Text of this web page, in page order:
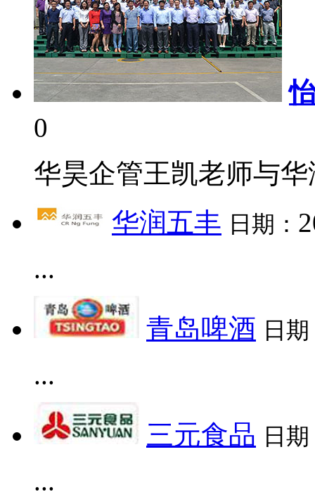
0
华昊企管王凯老师与
华润五丰 日期：
...
青岛啤酒 日
...
三元食品 日
...